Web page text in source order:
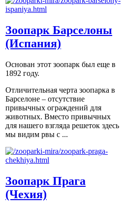
Зоопарк Барселоны
(Испания)
Основан этот зоопарк был еще в
1892 году.
Отличительная черта зоопарка в
Барселоне – отсутствие
привычных ограждений для
животных. Вместо привычных
для нашего взгляда решеток здесь
мы видим рвы с ...
Зоопарк Прага
(Чехия)